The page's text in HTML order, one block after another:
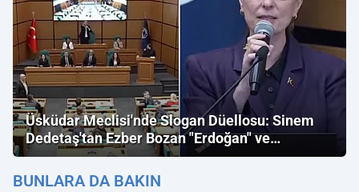
Üsküdar Meclisi'nde Slogan Düellosu: Sinem
Dedetaş'tan Ezber Bozan "Erdoğan" ve
"İmamoğlu" Çıkışı!
BUNLARA DA BAKIN